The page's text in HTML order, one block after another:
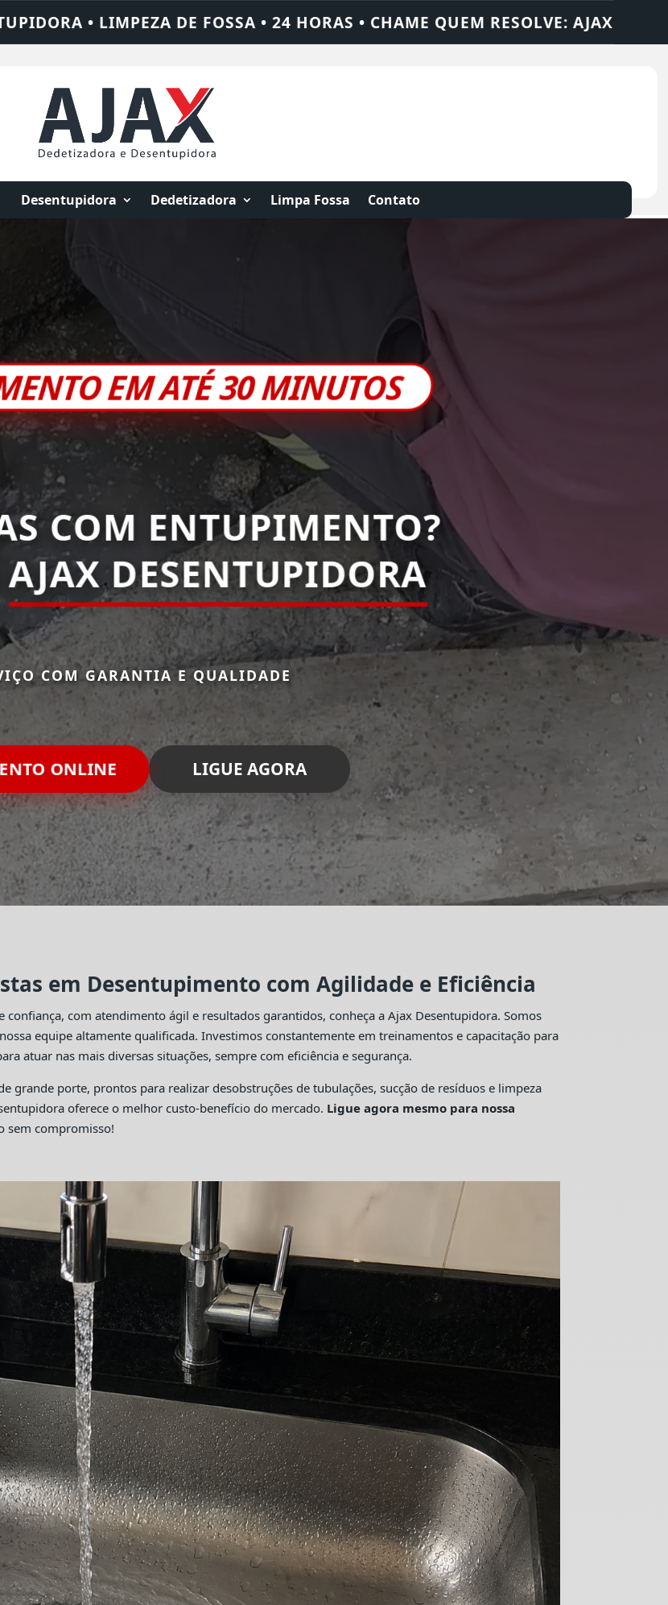
• CHAME QUEM RESOLVE: AJAX SOLUÇÕES DEDETIZADORA •
Desentupidora Dedetizadora Limpa Fossa Contato
EM ATÉ 30 MINUTOS
COM ENTUPIMENTO?
AJAX DESENTUPIDORA
COM GARANTIA E QUALIDADE
ONLINE LIGUE AGORA
em Desentupimento com Agilidade e Eficiência
confiança, com atendimento ágil e resultados garantidos, conheça a Ajax Desentupidora. Somos
equipe altamente qualificada. Investimos constantemente em treinamentos e capacitação para
atuar nas mais diversas situações, sempre com eficiência e segurança.
grande porte, prontos para realizar desobstruções de tubulações, sucção de resíduos e limpeza
oferece o melhor custo-benefício do mercado. Ligue agora mesmo para nossa
sem compromisso!